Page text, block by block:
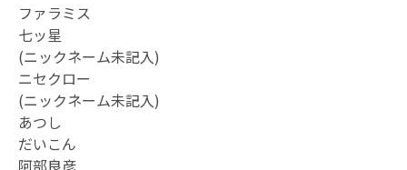
ファラミス
七ッ星
(ニックネーム未記入)
ニセクロー
(ニックネーム未記入)
あつし
だいこん
阿部良彦